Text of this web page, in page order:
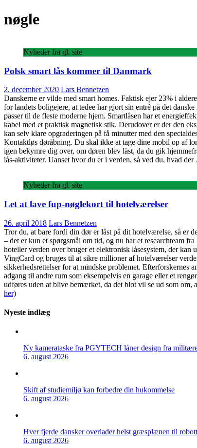
nøgle
Nyheder fra gl. site
Polsk smart lås kommer til Danmark
2. december 2020 Lars Bennetzen
Danskerne er vilde med smart homes. Faktisk ejer 23% i
for landets boligejere, at tedee har gjort sin entré på det
passer til de fleste moderne hjem. Smartlåsen har et
kabel med et praktisk magnetisk stik. Derudover er der den
kan selv klare opgraderingen på få minutter med den
Kontaktløs døråbning. Du skal ikke at tage dine mobil op af
igen bekymre dig over, om døren blev låst, da du gik
lås-aktiviteter. Uanset hvor du er i verden, så ved du, hvad der
Nyheder fra gl. site
Let at lave fup-nøglekort til hotelværelser
26. april 2018 Lars Bennetzen
Tror du, at bare fordi din dør er låst på dit hotelværelse, så er
– det er kun et spørgsmål om tid, og nu har et researchteam
hoteller verden over bruger et elektronisk låsesystem, der
VingCard og bruges til at sikre millioner af hotelværelser
sikkerhedsrettelser for at mindske problemet. Efterforskernes
adgang til andre rum som eksempelvis en garage eller et
udføres uden at blive bemærket, da det blot vil se ud som om,
her)
Nyeste indlæg
Ny kamerataske fra PGYTECH låner design fra
6. august 2026
Skift af studiemiljø kan forbedre din hukommelse
6. august 2026
Hver fjerde dansker overlader helst græsplænen til
6. august 2026